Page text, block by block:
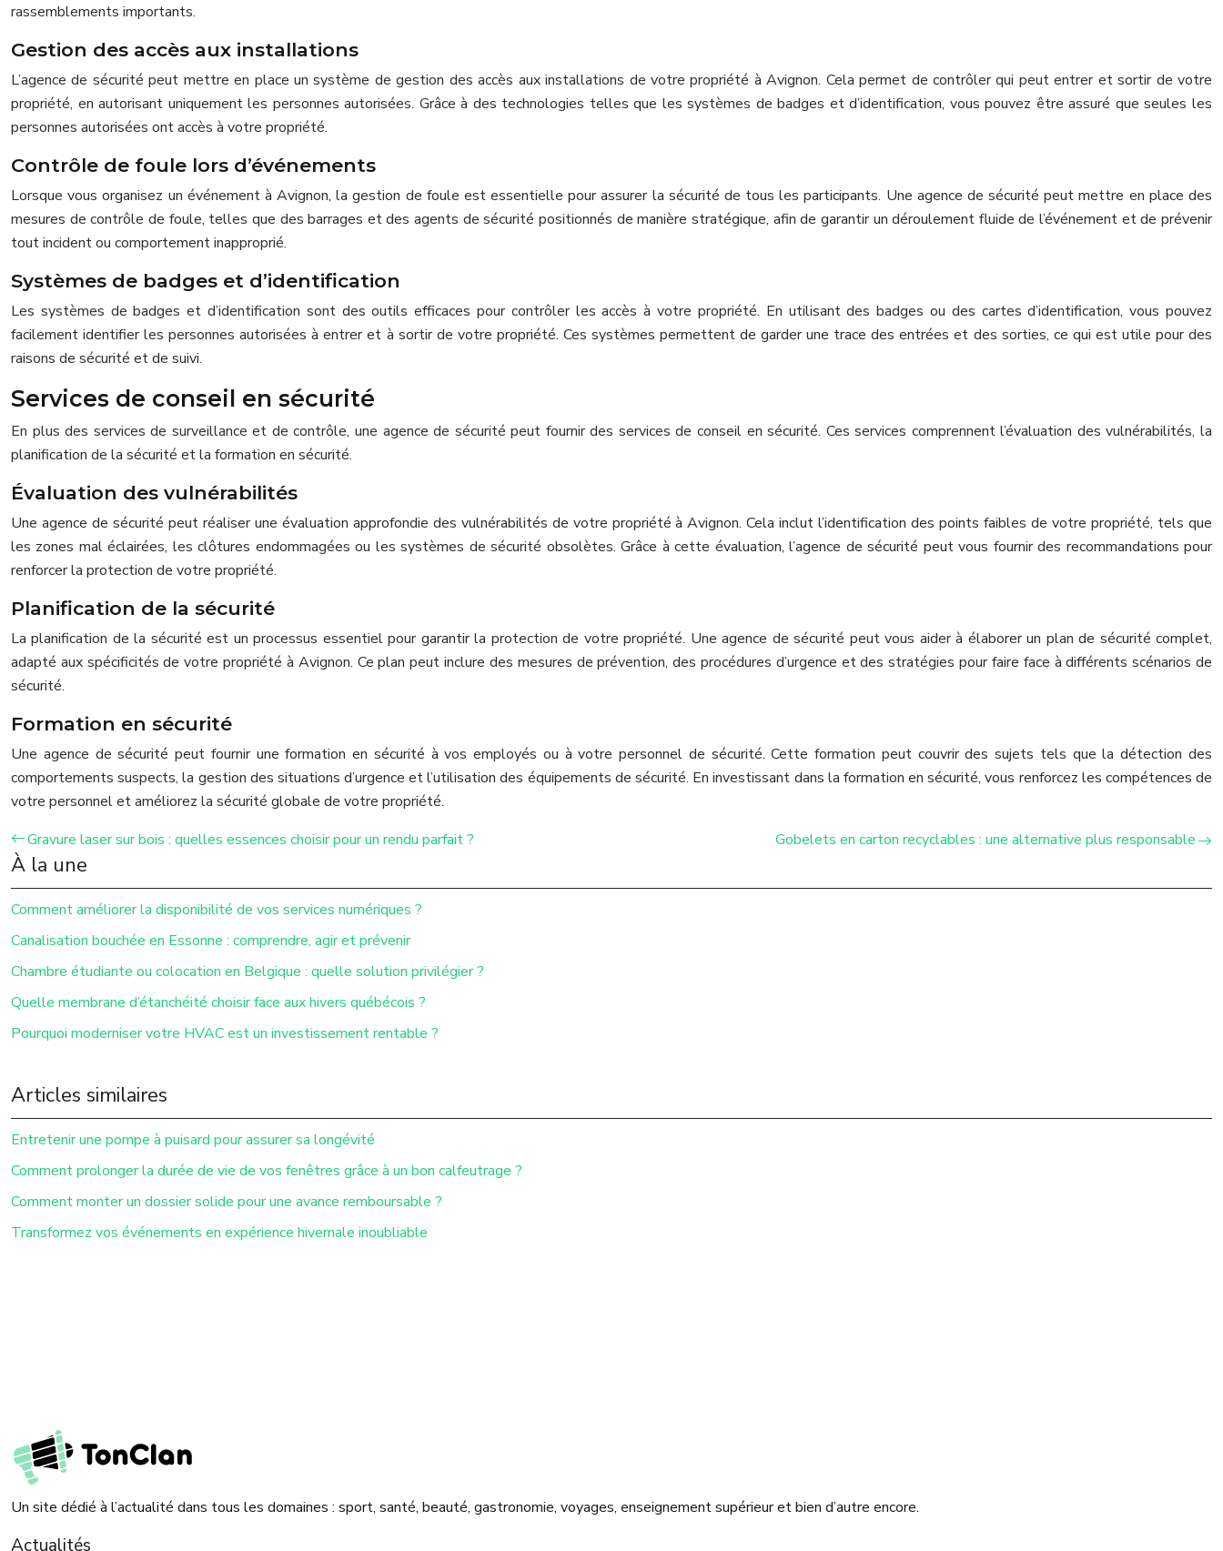
rassemblements importants.
Gestion des accès aux installations
L’agence de sécurité peut mettre en place un système de gestion des accès aux installations de votre propriété à Avignon. Cela permet de contrôler qui peut entrer et sortir de votre
propriété, en autorisant uniquement les personnes autorisées. Grâce à des technologies telles que les systèmes de badges et d’identification, vous pouvez être assuré que seules les
personnes autorisées ont accès à votre propriété.
Contrôle de foule lors d’événements
Lorsque vous organisez un événement à Avignon, la gestion de foule est essentielle pour assurer la sécurité de tous les participants. Une agence de sécurité peut mettre en place des
mesures de contrôle de foule, telles que des barrages et des agents de sécurité positionnés de manière stratégique, afin de garantir un déroulement fluide de l’événement et de prévenir
tout incident ou comportement inapproprié.
Systèmes de badges et d’identification
Les systèmes de badges et d’identification sont des outils efficaces pour contrôler les accès à votre propriété. En utilisant des badges ou des cartes d’identification, vous pouvez
facilement identifier les personnes autorisées à entrer et à sortir de votre propriété. Ces systèmes permettent de garder une trace des entrées et des sorties, ce qui est utile pour des
raisons de sécurité et de suivi.
Services de conseil en sécurité
En plus des services de surveillance et de contrôle, une agence de sécurité peut fournir des services de conseil en sécurité. Ces services comprennent l’évaluation des vulnérabilités, la
planification de la sécurité et la formation en sécurité.
Évaluation des vulnérabilités
Une agence de sécurité peut réaliser une évaluation approfondie des vulnérabilités de votre propriété à Avignon. Cela inclut l’identification des points faibles de votre propriété, tels que
les zones mal éclairées, les clôtures endommagées ou les systèmes de sécurité obsolètes. Grâce à cette évaluation, l’agence de sécurité peut vous fournir des recommandations pour
renforcer la protection de votre propriété.
Planification de la sécurité
La planification de la sécurité est un processus essentiel pour garantir la protection de votre propriété. Une agence de sécurité peut vous aider à élaborer un plan de sécurité complet,
adapté aux spécificités de votre propriété à Avignon. Ce plan peut inclure des mesures de prévention, des procédures d’urgence et des stratégies pour faire face à différents scénarios de
sécurité.
Formation en sécurité
Une agence de sécurité peut fournir une formation en sécurité à vos employés ou à votre personnel de sécurité. Cette formation peut couvrir des sujets tels que la détection des
comportements suspects, la gestion des situations d’urgence et l’utilisation des équipements de sécurité. En investissant dans la formation en sécurité, vous renforcez les compétences de
votre personnel et améliorez la sécurité globale de votre propriété.
Gravure laser sur bois : quelles essences choisir pour un rendu parfait ?
Gobelets en carton recyclables : une alternative plus responsable
À la une
Comment améliorer la disponibilité de vos services numériques ?
Canalisation bouchée en Essonne : comprendre, agir et prévenir
Chambre étudiante ou colocation en Belgique : quelle solution privilégier ?
Quelle membrane d’étanchéité choisir face aux hivers québécois ?
Pourquoi moderniser votre HVAC est un investissement rentable ?
Articles similaires
Entretenir une pompe à puisard pour assurer sa longévité
Comment prolonger la durée de vie de vos fenêtres grâce à un bon calfeutrage ?
Comment monter un dossier solide pour une avance remboursable ?
Transformez vos événements en expérience hivernale inoubliable
Un site dédié à l’actualité dans tous les domaines : sport, santé, beauté, gastronomie, voyages, enseignement supérieur et bien d’autre encore.
Actualités